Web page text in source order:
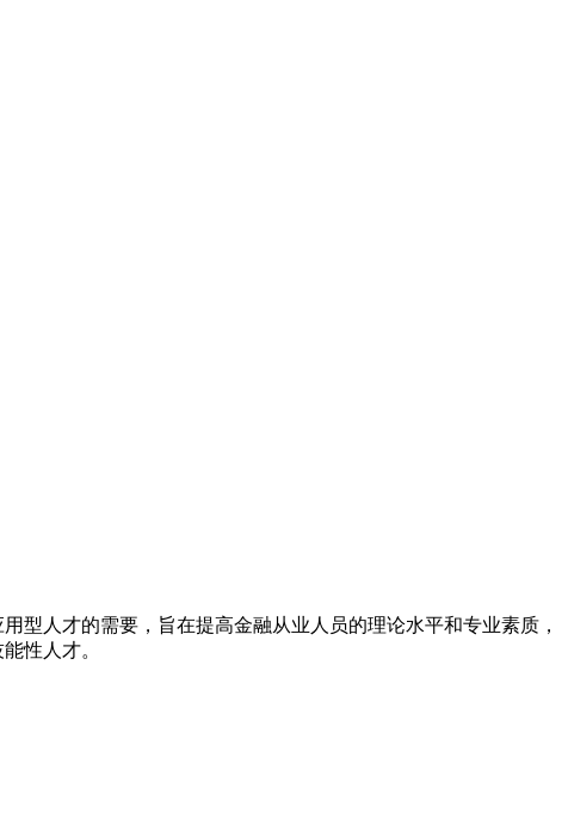
型人才的需要，旨在提高金融从业人员的理论水平和专业素质，
性人才。